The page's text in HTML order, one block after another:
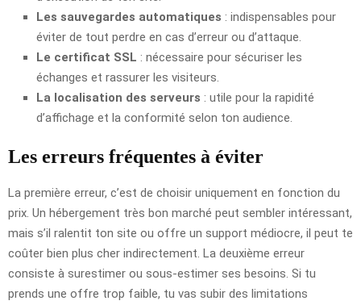
Les sauvegardes automatiques : indispensables pour
éviter de tout perdre en cas d’erreur ou d’attaque.
Le certificat SSL : nécessaire pour sécuriser les
échanges et rassurer les visiteurs.
La localisation des serveurs : utile pour la rapidité
d’affichage et la conformité selon ton audience.
Les erreurs fréquentes à éviter
La première erreur, c’est de choisir uniquement en fonction du
prix. Un hébergement très bon marché peut sembler intéressant,
mais s’il ralentit ton site ou offre un support médiocre, il peut te
coûter bien plus cher indirectement. La deuxième erreur
consiste à surestimer ou sous-estimer ses besoins. Si tu
prends une offre trop faible, tu vas subir des limitations